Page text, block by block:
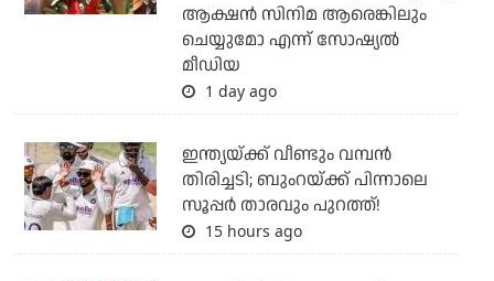
ആക്ഷന്‍ സിനിമ ആരെങ്കിലും
ചെയ്യുമോ എന്ന് സോഷ്യല്‍
മീഡിയ
1 day ago
ഇന്ത്യയ്ക്ക് വീണ്ടും വമ്പന്‍
തിരിച്ചടി; ബുംറയ്ക്ക് പിന്നാലെ
സൂപ്പര്‍ താരവും പുറത്ത്!
15 hours ago